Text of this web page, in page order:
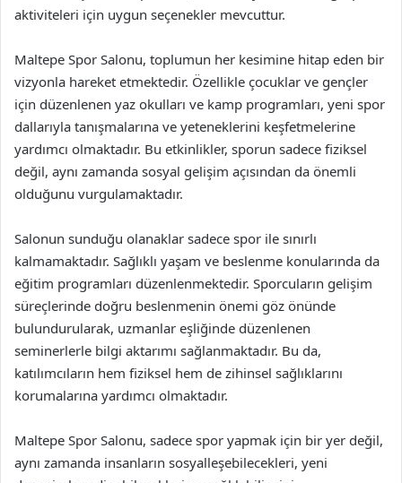
aktiviteleri için uygun seçenekler mevcuttur.
Maltepe Spor Salonu, toplumun her kesimine hitap eden bir
vizyonla hareket etmektedir. Özellikle çocuklar ve gençler
için düzenlenen yaz okulları ve kamp programları, yeni spor
dallarıyla tanışmalarına ve yeteneklerini keşfetmelerine
yardımcı olmaktadır. Bu etkinlikler, sporun sadece fiziksel
değil, aynı zamanda sosyal gelişim açısından da önemli
olduğunu vurgulamaktadır.
Salonun sunduğu olanaklar sadece spor ile sınırlı
kalmamaktadır. Sağlıklı yaşam ve beslenme konularında da
eğitim programları düzenlenmektedir. Sporcuların gelişim
süreçlerinde doğru beslenmenin önemi göz önünde
bulundurularak, uzmanlar eşliğinde düzenlenen
seminerlerle bilgi aktarımı sağlanmaktadır. Bu da,
katılımcıların hem fiziksel hem de zihinsel sağlıklarını
korumalarına yardımcı olmaktadır.
Maltepe Spor Salonu, sadece spor yapmak için bir yer değil,
aynı zamanda insanların sosyalleşebilecekleri, yeni